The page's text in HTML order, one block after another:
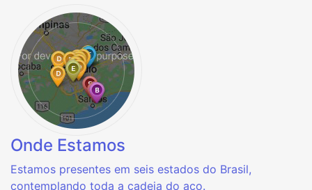
Onde Estamos
Estamos presentes em seis estados do Brasil,
contemplando toda a cadeia do aço.